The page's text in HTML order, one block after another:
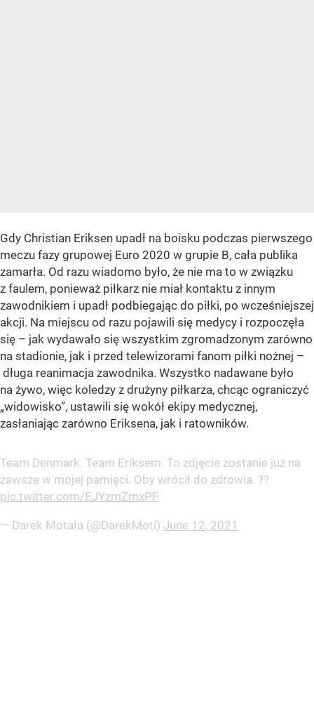
Gdy Christian Eriksen upadł na boisku podczas pierwszego
meczu fazy grupowej Euro 2020 w grupie B, cała publika
zamarła. Od razu wiadomo było, że nie ma to w związku
z faulem, ponieważ piłkarz nie miał kontaktu z innym
zawodnikiem i upadł podbiegając do piłki, po wcześniejszej
akcji. Na miejscu od razu pojawili się medycy i rozpoczęła
się – jak wydawało się wszystkim zgromadzonym zarówno
na stadionie, jak i przed telewizorami fanom piłki nożnej –
długa reanimacja zawodnika. Wszystko nadawane było
na żywo, więc koledzy z drużyny piłkarza, chcąc ograniczyć
„widowisko”, ustawili się wokół ekipy medycznej,
zasłaniając zarówno Eriksena, jak i ratowników.
Team Denmark. Team Eriksem. To zdjęcie zostanie już na
zawsze w mojej pamięci. Oby wrócił do zdrowia. ??
pic.twitter.com/EJYzmZmxPF
— Darek Motała (@DarekMoti) June 12, 2021